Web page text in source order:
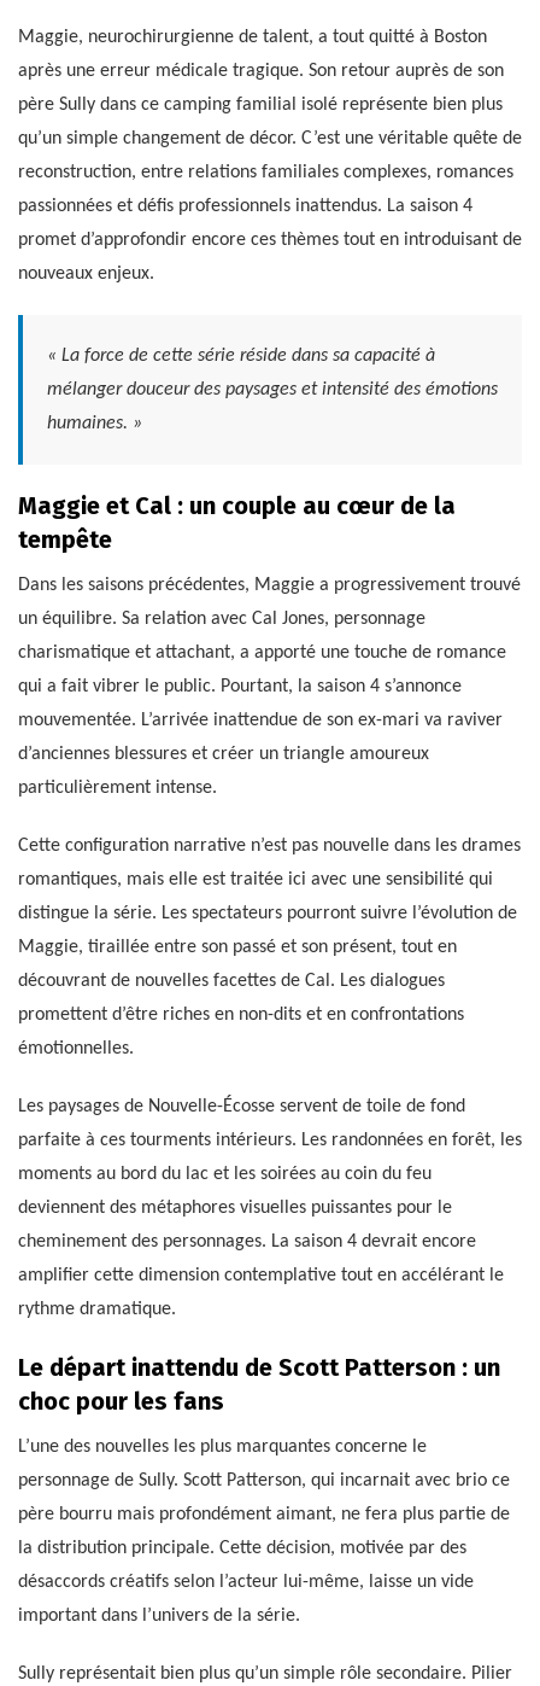
Maggie, neurochirurgienne de talent, a tout quitté à Boston
après une erreur médicale tragique. Son retour auprès de son
père Sully dans ce camping familial isolé représente bien plus
qu’un simple changement de décor. C’est une véritable quête de
reconstruction, entre relations familiales complexes, romances
passionnées et défis professionnels inattendus. La saison 4
promet d’approfondir encore ces thèmes tout en introduisant de
nouveaux enjeux.
« La force de cette série réside dans sa capacité à
mélanger douceur des paysages et intensité des émotions
humaines. »
Maggie et Cal : un couple au cœur de la
tempête
Dans les saisons précédentes, Maggie a progressivement trouvé
un équilibre. Sa relation avec Cal Jones, personnage
charismatique et attachant, a apporté une touche de romance
qui a fait vibrer le public. Pourtant, la saison 4 s’annonce
mouvementée. L’arrivée inattendue de son ex-mari va raviver
d’anciennes blessures et créer un triangle amoureux
particulièrement intense.
Cette configuration narrative n’est pas nouvelle dans les drames
romantiques, mais elle est traitée ici avec une sensibilité qui
distingue la série. Les spectateurs pourront suivre l’évolution de
Maggie, tiraillée entre son passé et son présent, tout en
découvrant de nouvelles facettes de Cal. Les dialogues
promettent d’être riches en non-dits et en confrontations
émotionnelles.
Les paysages de Nouvelle-Écosse servent de toile de fond
parfaite à ces tourments intérieurs. Les randonnées en forêt, les
moments au bord du lac et les soirées au coin du feu
deviennent des métaphores visuelles puissantes pour le
cheminement des personnages. La saison 4 devrait encore
amplifier cette dimension contemplative tout en accélérant le
rythme dramatique.
Le départ inattendu de Scott Patterson : un
choc pour les fans
L’une des nouvelles les plus marquantes concerne le
personnage de Sully. Scott Patterson, qui incarnait avec brio ce
père bourru mais profondément aimant, ne fera plus partie de
la distribution principale. Cette décision, motivée par des
désaccords créatifs selon l’acteur lui-même, laisse un vide
important dans l’univers de la série.
Sully représentait bien plus qu’un simple rôle secondaire. Pilier